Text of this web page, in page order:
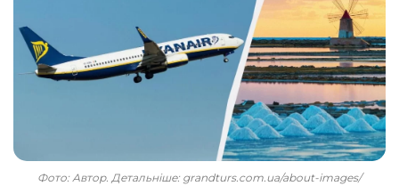
Фото: Автор. Детальніше: grandturs.com.ua/about-images/